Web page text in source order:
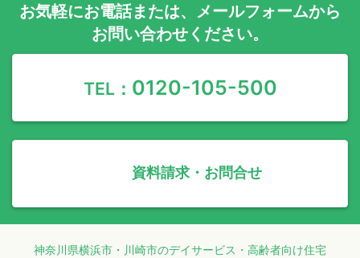
お気軽にお電話または、 メールフォームから
お問い合わせください。
TEL： 0120-105-500
資料請求・お問合せ
神奈川県横浜市・川崎市のデイサービス・高齢者向け住宅